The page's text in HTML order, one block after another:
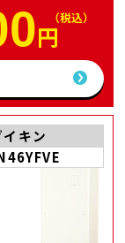
円
（税込）
イキン